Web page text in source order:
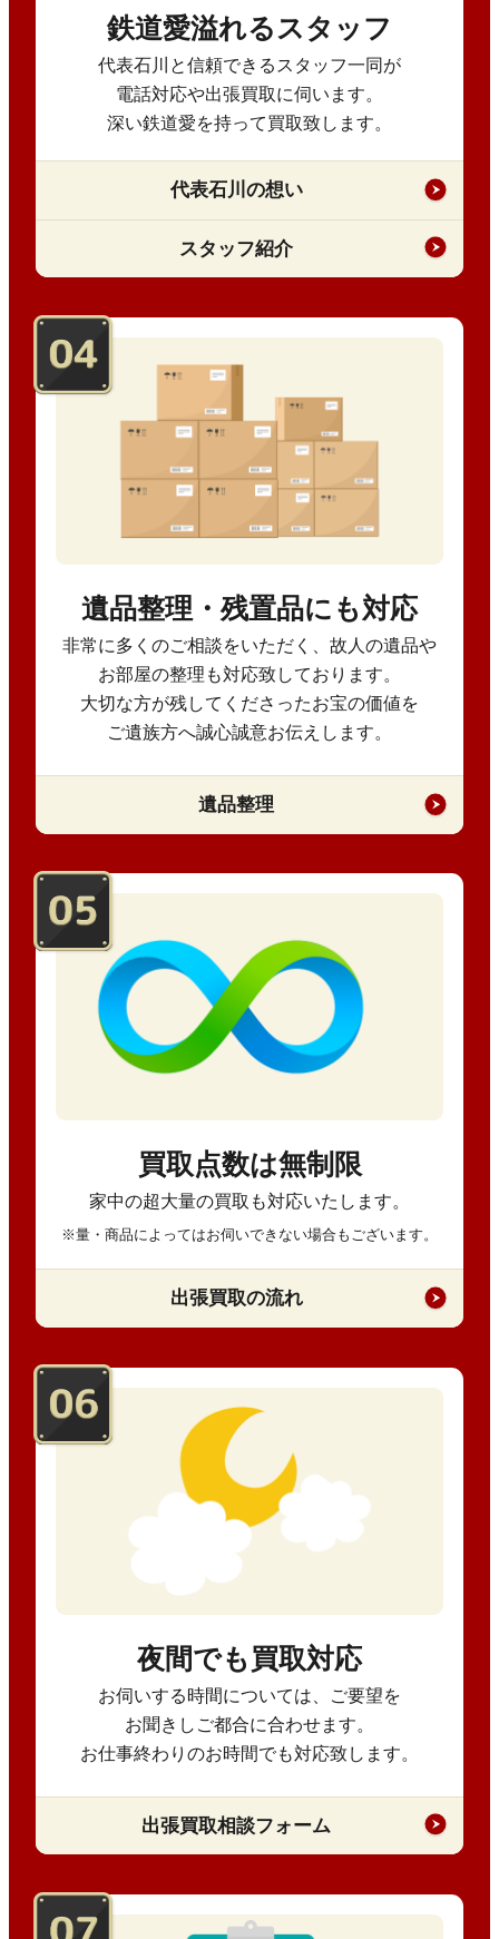
鉄道愛溢れるスタッフ
代表石川と信頼できるスタッフ一同が
電話対応や出張買取に伺います。
深い鉄道愛を持って買取致します。
代表石川の想い
スタッフ紹介
遺品整理・残置品にも対応
非常に多くのご相談をいただく、故人の遺品や
お部屋の整理も対応致しております。
大切な方が残してくださったお宝の価値を
ご遺族方へ誠心誠意お伝えします。
遺品整理
買取点数は無制限
家中の超大量の買取も対応いたします。
※量・商品によってはお伺いできない場合もございます。
出張買取の流れ
夜間でも買取対応
お伺いする時間については、ご要望を
お聞きしご都合に合わせます。
お仕事終わりのお時間でも対応致します。
出張買取相談フォーム